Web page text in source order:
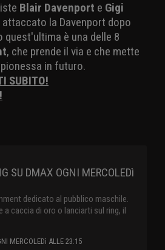
Blair Davenport e Gigi
la Davenport dopo
quest'ultima è una delle 8
, che prende il via e che mette
in futuro.
SUBITO!
SU DMAX OGNI MERCOLEDì
dedicato al pubblico maschile.
a caccia di oro o lanciarti sul ring, il
MERCOLEDì ALLE 23:15